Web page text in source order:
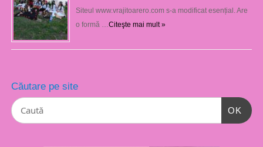
Siteul www.vrajitoarero.com s-a modificat esențial. Are
o formă … Citeşte mai mult »
Căutare pe site
OK